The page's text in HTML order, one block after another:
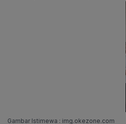
Gambar Istimewa : img.okezone.com